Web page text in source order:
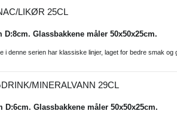
LIKØR 25CL
D:8cm. Glassbakkene måler 50x50x25cm.
i denne serien har klassiske linjer, laget for bedre smak
MINERALVANN 29CL
D:6cm. Glassbakkene måler 50x50x25cm.